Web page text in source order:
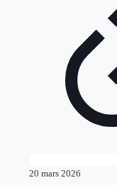
20 mars 2026